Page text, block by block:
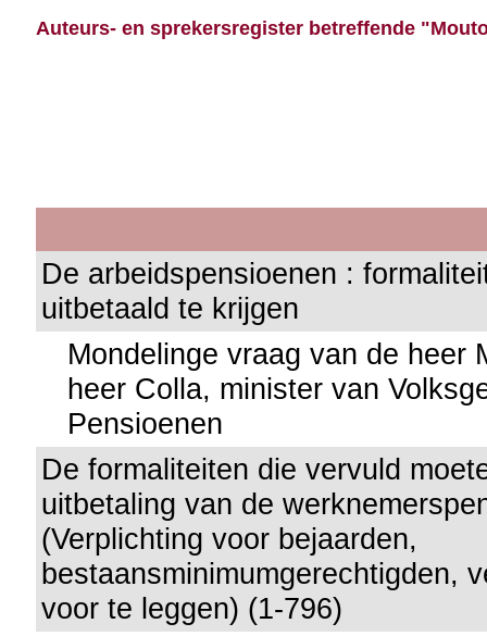
Auteurs- en sprekersregister betreffende
De arbeidspensioenen :
uitbetaald te krijgen
Mondelinge vraag van de heer
heer Colla, minister van
Pensioenen
De formaliteiten die vervuld
uitbetaling van de
(Verplichting voor bejaarden,
bestaansminimumgerechtigden,
voor te leggen) (1-796)